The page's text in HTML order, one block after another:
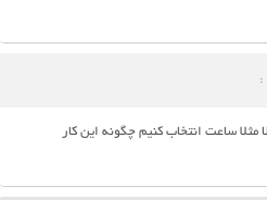
:
ساعت انتخاب کنیم چگونه این کار